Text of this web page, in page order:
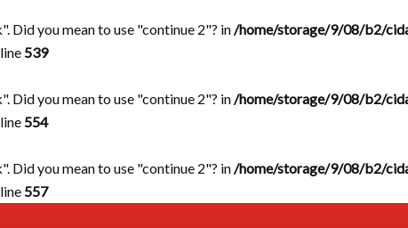
Did you mean to use "continue 2"? in/home/storage/9/08/b2/
539
Did you mean to use "continue 2"? in/home/storage/9/08/b2/
554
Did you mean to use "continue 2"? in/home/storage/9/08/b2/
557